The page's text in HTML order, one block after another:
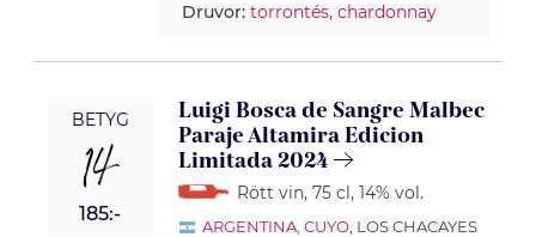
Druvor:torrontés,chardonnay
BETYG
14
185:-
Luigi Bosca de Sangre Malbec
Paraje Altamira Edicion
Limitada 2024
Rött vin, 75 cl, 14% vol.
ARGENTINA, CUYO, LOS CHACAYES